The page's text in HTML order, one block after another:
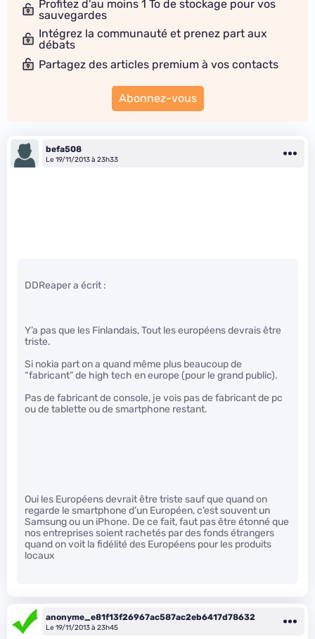
Profitez d'au moins 1 To de stockage pour vos
sauvegardes
Intégrez la communauté et prenez part aux
débats
Partagez des articles premium à vos contacts
Abonnez-vous
befa508
Le 19/11/2013 à 23h33
DDReaper a écrit :
Y’a pas que les Finlandais, Tout les européens devrais être
triste.
Si nokia part on a quand même plus beaucoup de
“fabricant” de high tech en europe (pour le grand public).
Pas de fabricant de console, je vois pas de fabricant de pc
ou de tablette ou de smartphone restant.
Oui les Européens devrait être triste sauf que quand on
regarde le smartphone d’un Européen, c’est souvent un
Samsung ou un iPhone. De ce fait, faut pas être étonné que
nos entreprises soient rachetés par des fonds étrangers
quand on voit la fidélité des Européens pour les produits
locaux
anonyme_e81f13f26967ac587ac2eb6417d78632
Le 19/11/2013 à 23h45